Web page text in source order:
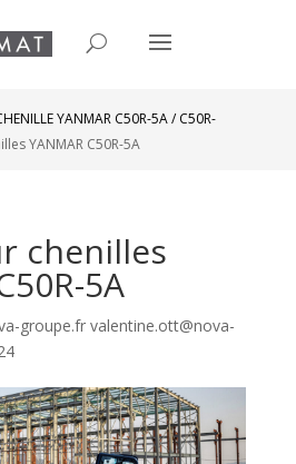
YANMAR C50R-5A / C50R-
YANMAR C50R-5A
chenilles
5A
groupe.fr valentine.ott@nova-